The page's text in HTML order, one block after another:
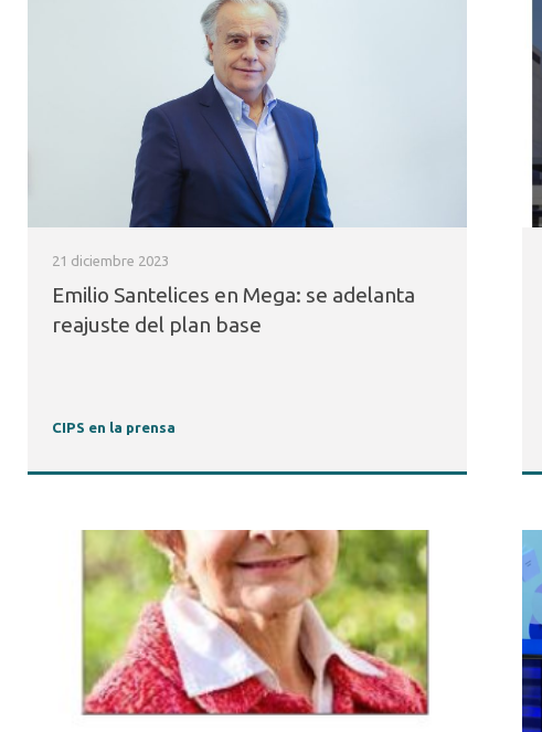
21 diciembre 2023
Emilio Santelices en Mega: se adelanta
reajuste del plan base
CIPS en la prensa